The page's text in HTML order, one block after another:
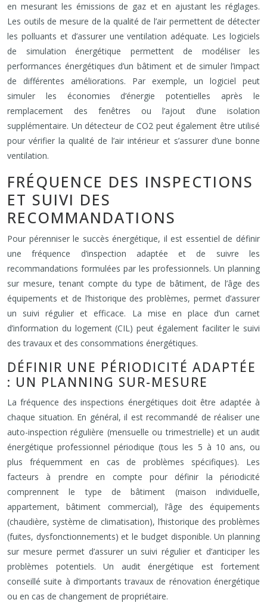
en mesurant les émissions de gaz et en ajustant les réglages.
Les outils de mesure de la qualité de l’air permettent de détecter
les polluants et d’assurer une ventilation adéquate. Les logiciels
de simulation énergétique permettent de modéliser les
performances énergétiques d’un bâtiment et de simuler l’impact
de différentes améliorations. Par exemple, un logiciel peut
simuler les économies d’énergie potentielles après le
remplacement des fenêtres ou l’ajout d’une isolation
supplémentaire. Un détecteur de CO2 peut également être utilisé
pour vérifier la qualité de l’air intérieur et s’assurer d’une bonne
ventilation.
FRÉQUENCE DES INSPECTIONS
ET SUIVI DES
RECOMMANDATIONS
Pour pérenniser le succès énergétique, il est essentiel de définir
une fréquence d’inspection adaptée et de suivre les
recommandations formulées par les professionnels. Un planning
sur mesure, tenant compte du type de bâtiment, de l’âge des
équipements et de l’historique des problèmes, permet d’assurer
un suivi régulier et efficace. La mise en place d’un carnet
d’information du logement (CIL) peut également faciliter le suivi
des travaux et des consommations énergétiques.
DÉFINIR UNE PÉRIODICITÉ ADAPTÉE
: UN PLANNING SUR-MESURE
La fréquence des inspections énergétiques doit être adaptée à
chaque situation. En général, il est recommandé de réaliser une
auto-inspection régulière (mensuelle ou trimestrielle) et un audit
énergétique professionnel périodique (tous les 5 à 10 ans, ou
plus fréquemment en cas de problèmes spécifiques). Les
facteurs à prendre en compte pour définir la périodicité
comprennent le type de bâtiment (maison individuelle,
appartement, bâtiment commercial), l’âge des équipements
(chaudière, système de climatisation), l’historique des problèmes
(fuites, dysfonctionnements) et le budget disponible. Un planning
sur mesure permet d’assurer un suivi régulier et d’anticiper les
problèmes potentiels. Un audit énergétique est fortement
conseillé suite à d’importants travaux de rénovation énergétique
ou en cas de changement de propriétaire.